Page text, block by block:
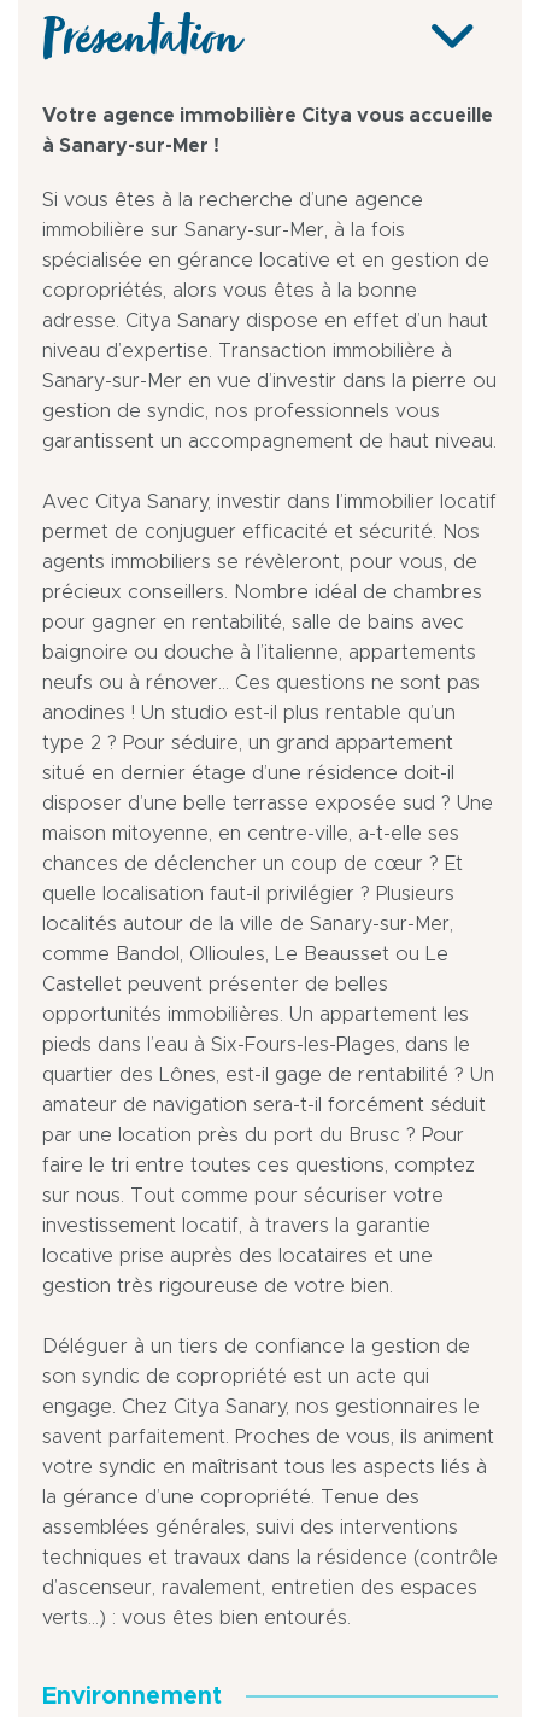
Présentation
Votre agence immobilière Citya vous accueille
à Sanary-sur-Mer !
Si vous êtes à la recherche d’une agence
immobilière sur Sanary-sur-Mer, à la fois
spécialisée en gérance locative et en gestion de
copropriétés, alors vous êtes à la bonne
adresse. Citya Sanary dispose en effet d’un haut
niveau d’expertise. Transaction immobilière à
Sanary-sur-Mer en vue d’investir dans la pierre ou
gestion de syndic, nos professionnels vous
garantissent un accompagnement de haut niveau.
Avec Citya Sanary, investir dans l’immobilier locatif
permet de conjuguer efficacité et sécurité. Nos
agents immobiliers se révèleront, pour vous, de
précieux conseillers. Nombre idéal de chambres
pour gagner en rentabilité, salle de bains avec
baignoire ou douche à l’italienne, appartements
neufs ou à rénover… Ces questions ne sont pas
anodines ! Un studio est-il plus rentable qu’un
type 2 ? Pour séduire, un grand appartement
situé en dernier étage d’une résidence doit-il
disposer d’une belle terrasse exposée sud ? Une
maison mitoyenne, en centre-ville, a-t-elle ses
chances de déclencher un coup de cœur ? Et
quelle localisation faut-il privilégier ? Plusieurs
localités autour de la ville de Sanary-sur-Mer,
comme Bandol, Ollioules, Le Beausset ou Le
Castellet peuvent présenter de belles
opportunités immobilières. Un appartement les
pieds dans l’eau à Six-Fours-les-Plages, dans le
quartier des Lônes, est-il gage de rentabilité ? Un
amateur de navigation sera-t-il forcément séduit
par une location près du port du Brusc ? Pour
faire le tri entre toutes ces questions, comptez
sur nous. Tout comme pour sécuriser votre
investissement locatif, à travers la garantie
locative prise auprès des locataires et une
gestion très rigoureuse de votre bien.
Déléguer à un tiers de confiance la gestion de
son syndic de copropriété est un acte qui
engage. Chez Citya Sanary, nos gestionnaires le
savent parfaitement. Proches de vous, ils animent
votre syndic en maîtrisant tous les aspects liés à
la gérance d’une copropriété. Tenue des
assemblées générales, suivi des interventions
techniques et travaux dans la résidence (contrôle
d’ascenseur, ravalement, entretien des espaces
verts…) : vous êtes bien entourés.
Environnement